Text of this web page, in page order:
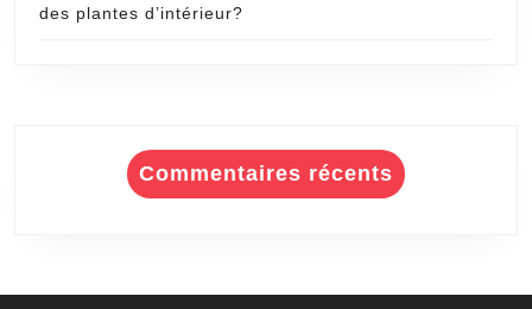
des plantes d’intérieur?
Commentaires récents